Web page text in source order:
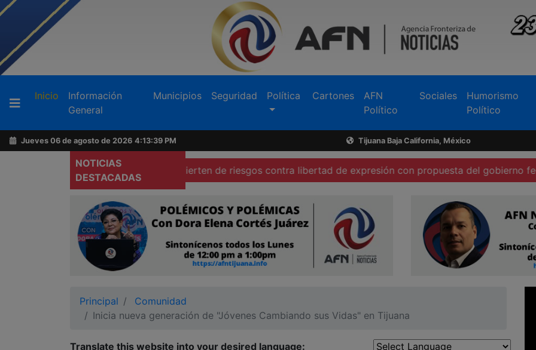
Inicio (current)
Información
General
Municipios Seguridad Política Cartones
AFN
Político
Sociales
Humorismo
Político
Jueves 06 de agosto de 2026 4:13:41 PM Tijuana Baja California, México
NOTICIAS
DESTACADAS
en El Carrizo Advierten de riesgos contra libertad de expresión con propuesta del gobierno federal
Principal
Comunidad
Inicia nueva generación de "Jóvenes Cambiando sus Vidas" en Tijuana
Translate this website into your desired language:
Buscador
Acerca
de